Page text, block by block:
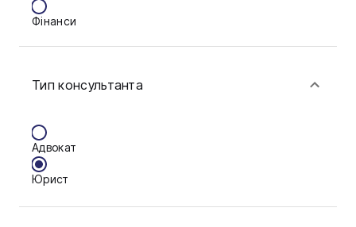
Ковель
Краматорськ
Кривий Ріг
Кропивницький
Фінанси
Тип консультанта
Адвокат
Юрист